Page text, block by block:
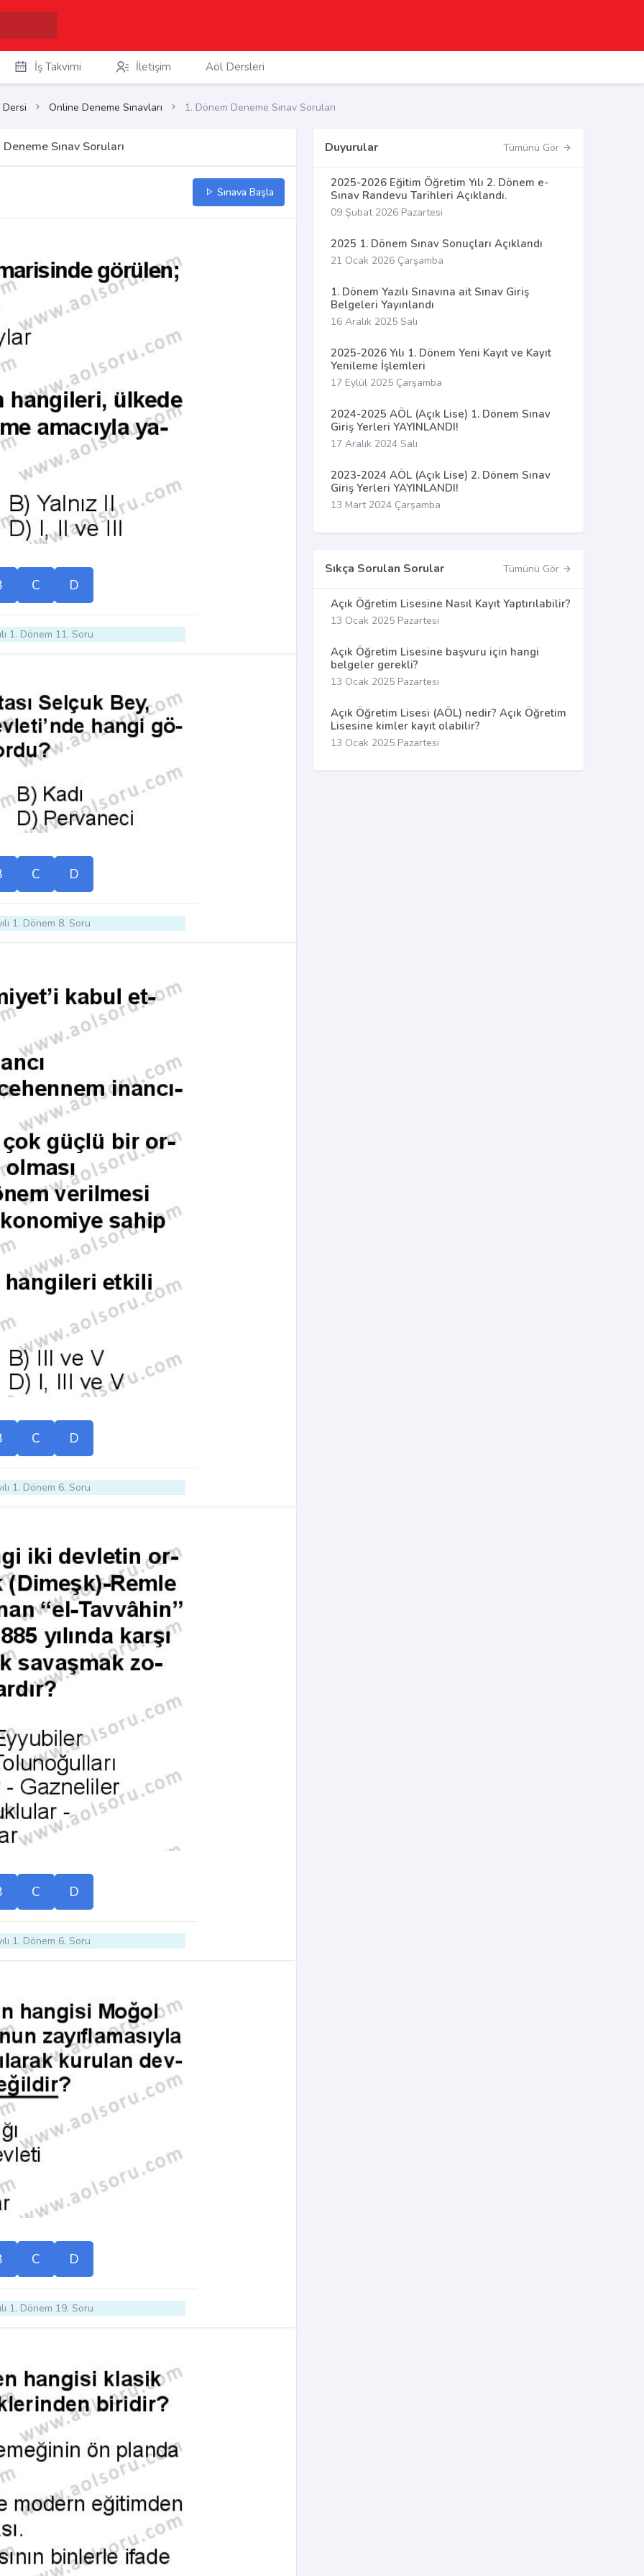
İş Takvimi İletişim Aöl Dersleri
Online Deneme Sınavları 1. Dönem Deneme Sınav Soruları
Sınav Soruları
Sınava Başla
C D
1. Dönem 11. Soru
C D
1. Dönem 8. Soru
C D
1. Dönem 6. Soru
C D
1. Dönem 6. Soru
C D
1. Dönem 19. Soru
Duyurular Tümünü Gör
2025-2026 Eğitim Öğretim Yılı 2. Dönem e-
Sınav Randevu Tarihleri Açıklandı.
09 Şubat 2026 Pazartesi
2025 1. Dönem Sınav Sonuçları Açıklandı
21 Ocak 2026 Çarşamba
1. Dönem Yazılı Sınavına ait Sınav Giriş
Belgeleri Yayınlandı
16 Aralık 2025 Salı
2025-2026 Yılı 1. Dönem Yeni Kayıt ve Kayıt
Yenileme İşlemleri
17 Eylül 2025 Çarşamba
2024-2025 AÖL (Açık Lise) 1. Dönem Sınav
Giriş Yerleri YAYINLANDI!
17 Aralık 2024 Salı
2023-2024 AÖL (Açık Lise) 2. Dönem Sınav
Giriş Yerleri YAYINLANDI!
13 Mart 2024 Çarşamba
Sıkça Sorulan Sorular Tümünü Gör
Açık Öğretim Lisesine Nasıl Kayıt Yaptırılabilir?
13 Ocak 2025 Pazartesi
Açık Öğretim Lisesine başvuru için hangi
belgeler gerekli?
13 Ocak 2025 Pazartesi
Açık Öğretim Lisesi (AÖL) nedir? Açık Öğretim
Lisesine kimler kayıt olabilir?
13 Ocak 2025 Pazartesi